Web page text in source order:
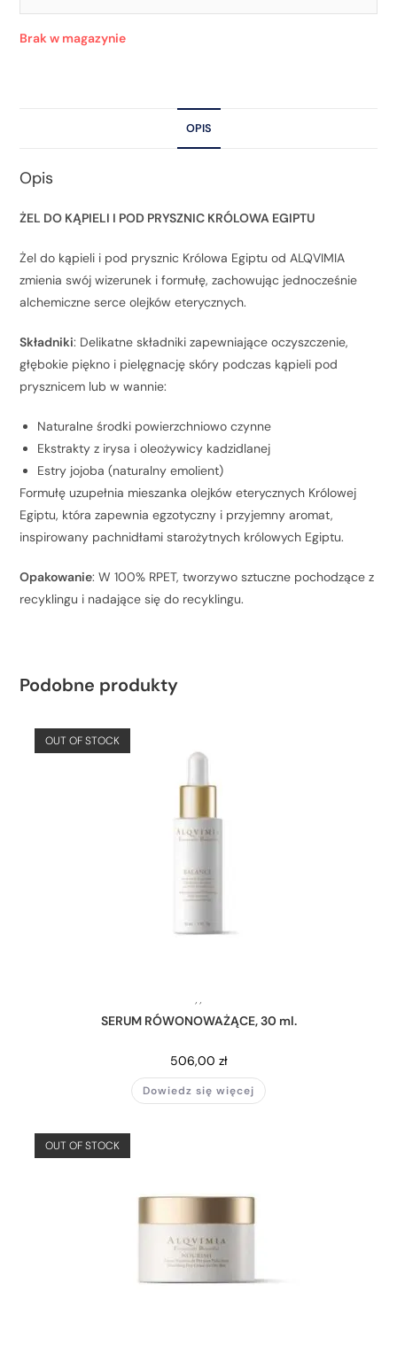
Brak w magazynie
OPIS
Opis
ŻEL DO KĄPIELI I POD PRYSZNIC KRÓLOWA EGIPTU
Żel do kąpieli i pod prysznic Królowa Egiptu od ALQVIMIA
zmienia swój wizerunek i formułę, zachowując jednocześnie
alchemiczne serce olejków eterycznych.
Składniki: Delikatne składniki zapewniające oczyszczenie,
głębokie piękno i pielęgnację skóry podczas kąpieli pod
prysznicem lub w wannie:
Naturalne środki powierzchniowo czynne
Ekstrakty z irysa i oleożywicy kadzidlanej
Estry jojoba (naturalny emolient)
Formułę uzupełnia mieszanka olejków eterycznych Królowej
Egiptu, która zapewnia egzotyczny i przyjemny aromat,
inspirowany pachnidłami starożytnych królowych Egiptu.
Opakowanie: W 100% RPET, tworzywo sztuczne pochodzące z
recyklingu i nadające się do recyklingu.
Podobne produkty
OUT OF STOCK
,,
SERUM RÓWONOWAŻĄCE, 30 ml.
506,00 zł
Dowiedz się więcej
OUT OF STOCK